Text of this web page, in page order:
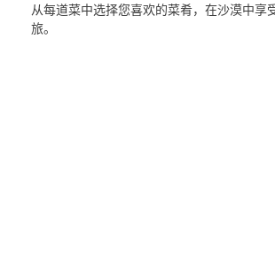
从每道菜中选择您喜欢的菜肴，在沙漠中享
旅。